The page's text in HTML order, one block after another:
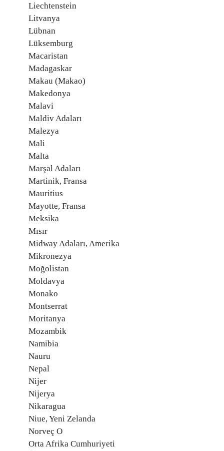
Liechtenstein
Litvanya
Lübnan
Lüksemburg
Macaristan
Madagaskar
Makau (Makao)
Makedonya
Malavi
Maldiv Adaları
Malezya
Mali
Malta
Marşal Adaları
Martinik, Fransa
Mauritius
Mayotte, Fransa
Meksika
Mısır
Midway Adaları, Amerika
Mikronezya
Moğolistan
Moldavya
Monako
Montserrat
Moritanya
Mozambik
Namibia
Nauru
Nepal
Nijer
Nijerya
Nikaragua
Niue, Yeni Zelanda
Norveç O
Orta Afrika Cumhuriyeti